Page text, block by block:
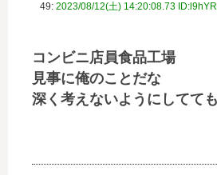
49: 2023/08/12(土) 14:20:08.73
コンビニ店員食品工場
見事に俺のことだな
深く考えないようにしてて